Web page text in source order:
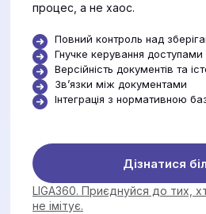
процес, а не хаос.
Повний контроль над
Гнучке керування доступами
Версійність документів та
Звʼязки між документами
Інтеграція з нормативною
Дізнатися
LIGA360. Приєднуйся до тих,
не імітує.